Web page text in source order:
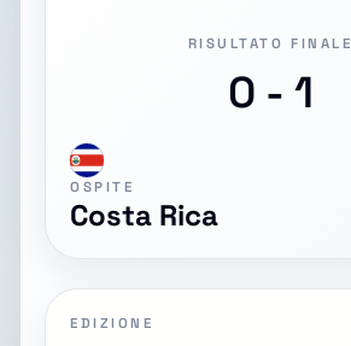
RISULTATO FINALE
0 - 1
OSPITE
Costa Rica
EDIZIONE